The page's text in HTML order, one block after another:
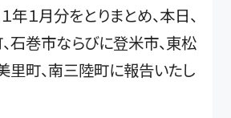
１年１月分をとりまとめ、本日、
石巻市ならびに登米市、東松
里町、南三陸町に報告いたし